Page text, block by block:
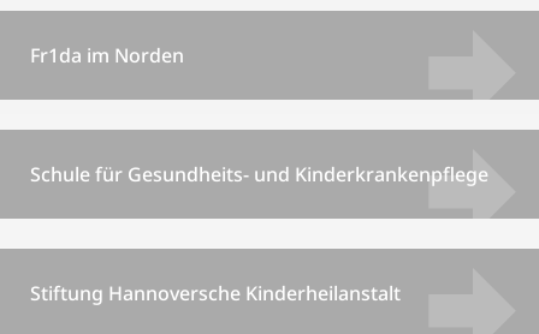
Fr1da im Norden
Schule für Gesundheits- und Kinderkrankenpflege
Stiftung Hannoversche Kinderheilanstalt